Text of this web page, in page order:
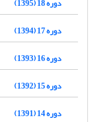
دوره 17 (1394)
دوره 16 (1393)
دوره 15 (1392)
دوره 14 (1391)